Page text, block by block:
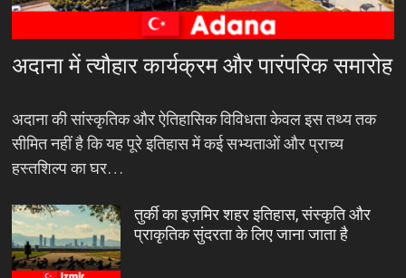
अदाना में त्यौहार कार्यक्रम और पारंपरिक समारोह
अदाना की सांस्कृतिक और ऐतिहासिक विविधता केवल इस तथ्य तक
सीमित नहीं है कि यह पूरे इतिहास में कई सभ्यताओं और प्राच्य
हस्तशिल्प का घर…
तुर्की का इज़मिर शहर इतिहास, संस्कृति और
प्राकृतिक सुंदरता के लिए जाना जाता है